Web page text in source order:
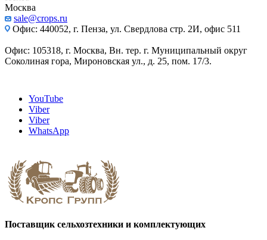
Москва
sale@crops.ru
Офис: 440052, г. Пенза, ул. Свердлова стр. 2И, офис 511
Офис: 105318, г. Москва, Вн. тер. г. Муниципальный округ
Соколиная гора, Мироновская ул., д. 25, пом. 17/3.
YouTube
Viber
Viber
WhatsApp
Поставщик сельхозтехники и комплектующих